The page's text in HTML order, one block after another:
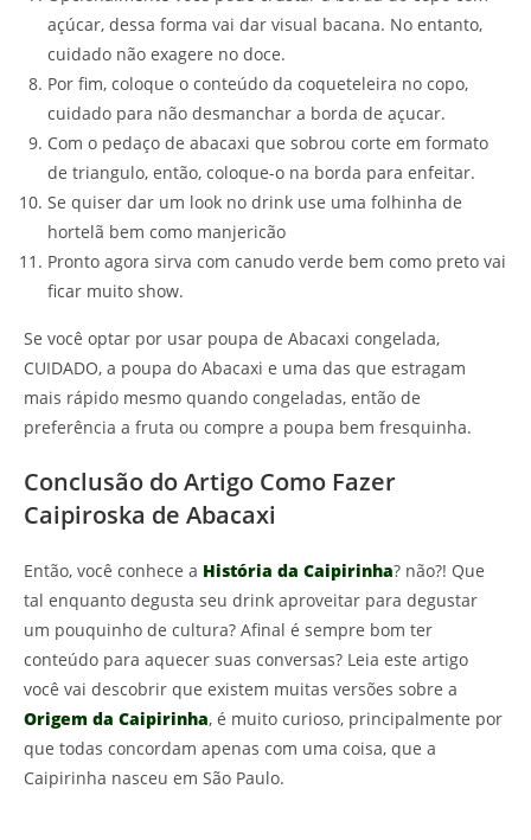
açúcar, dessa forma vai dar visual bacana. No entanto,
cuidado não exagere no doce.
Por fim, coloque o conteúdo da coqueteleira no copo,
cuidado para não desmanchar a borda de açucar.
Com o pedaço de abacaxi que sobrou corte em formato
de triangulo, então, coloque-o na borda para enfeitar.
Se quiser dar um look no drink use uma folhinha de
hortelã bem como manjericão
Pronto agora sirva com canudo verde bem como preto vai
ficar muito show.
Se você optar por usar poupa de Abacaxi congelada,
CUIDADO, a poupa do Abacaxi e uma das que estragam
mais rápido mesmo quando congeladas, então de
preferência a fruta ou compre a poupa bem fresquinha.
Conclusão do Artigo Como Fazer
Caipiroska de Abacaxi
Então, você conhece a História da Caipirinha? não?! Que
tal enquanto degusta seu drink aproveitar para degustar
um pouquinho de cultura? Afinal é sempre bom ter
conteúdo para aquecer suas conversas? Leia este artigo
você vai descobrir que existem muitas versões sobre a
Origem da Caipirinha, é muito curioso, principalmente por
que todas concordam apenas com uma coisa, que a
Caipirinha nasceu em São Paulo.